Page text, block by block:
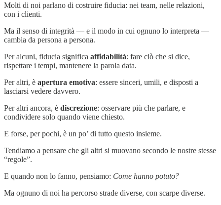
Molti di noi parlano di costruire fiducia: nei team, nelle relazioni,
con i clienti.
Ma il senso di integrità — e il modo in cui ognuno lo interpreta —
cambia da persona a persona.
Per alcuni, fiducia significa affidabilità: fare ciò che si dice,
rispettare i tempi, mantenere la parola data.
Per altri, è apertura emotiva: essere sinceri, umili, e disposti a
lasciarsi vedere davvero.
Per altri ancora, è discrezione: osservare più che parlare, e
condividere solo quando viene chiesto.
E forse, per pochi, è un po’ di tutto questo insieme.
Tendiamo a pensare che gli altri si muovano secondo le nostre stesse
“regole”.
E quando non lo fanno, pensiamo: Come hanno potuto?
Ma ognuno di noi ha percorso strade diverse, con scarpe diverse.